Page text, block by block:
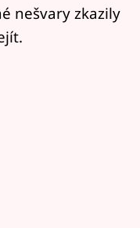
nešvary zkazily